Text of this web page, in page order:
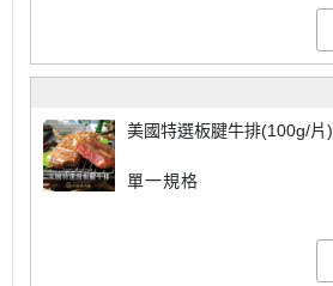
美國特選板腱牛排(100g/片)
單一規格